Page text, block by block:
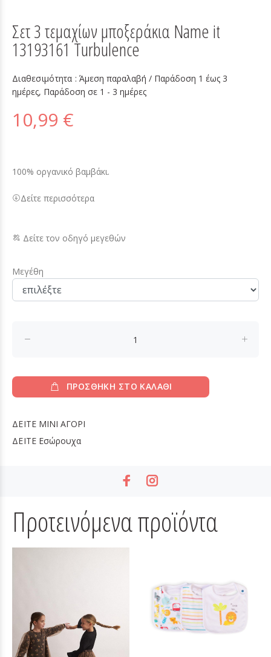
Σετ 3 τεμαχίων μποξεράκια Name it
13193161 Turbulence
Διαθεσιμότητα :Άμεση παραλαβή / Παράδoση 1 έως 3
ημέρες, Παράδοση σε 1 - 3 ημέρες
10,99 €
100% οργανικό βαμβάκι.
Δείτε περισσότερα
Δείτε τον οδηγό μεγεθών
Μεγέθη
ΠΡΟΣΘΗΚΗ ΣΤΟ ΚΑΛΑΘΙ
ΔΕΙΤΕ MINI ΑΓΟΡΙ
ΔΕΙΤΕ Εσώρουχα
Προτεινόμενα προϊόντα